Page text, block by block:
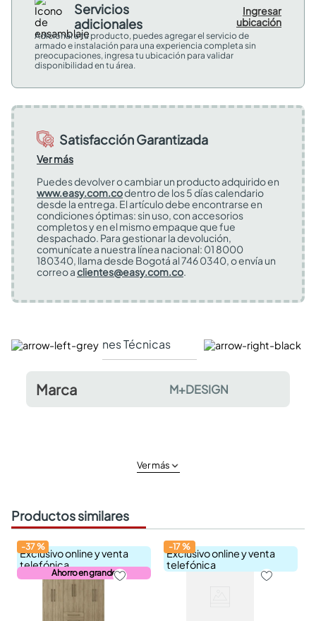
Servicios
adicionales
Ingresar
ubicación
Adicional a tu producto, puedes agregar el servicio de
armado e instalación para una experiencia completa sin
preocupaciones, ingresa tu ubicación para validar
disponibilidad en tu área.
Satisfacción Garantizada
Ver más
Puedes devolver o cambiar un producto adquirido en
www.easy.com.codentro de los 5 días calendario
desde la entrega. El artículo debe encontrarse en
condiciones óptimas: sin uso, con accesorios
completos y en el mismo empaque que fue
despachado. Para gestionar la devolución,
comunícate a nuestra línea nacional: 01 8000
180340, llama desde Bogotá al 746 0340, o envía un
correo aclientes@easy.com.co.
Especificaciones Técnicas Comentarios y
Marca M+DESIGN
Ver más
Productos similares
Exclusivo online y venta
telefónica
Ahorro en grande
-37%
Exclusivo online y venta
telefónica
-17%